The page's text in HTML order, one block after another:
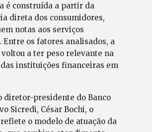
é construída a partir da
direta dos consumidores,
notas aos serviços
Entre os fatores analisados, a
a ter peso relevante na
instituições financeiras em
diretor-presidente do Banco
Sicredi, César Bochi, o
o modelo de atuação da